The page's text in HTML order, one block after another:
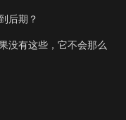
后期？
没有这些，它不会那么